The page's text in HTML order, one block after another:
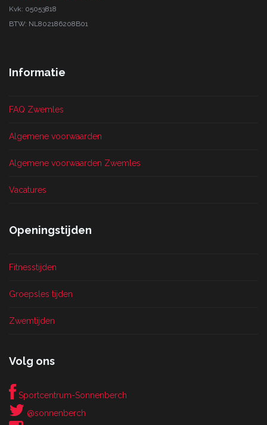
Kvk: 05053818
BTW: NL802186208B01
Informatie
FAQ Zwemles
Algemene voorwaarden
Algemene voorwaarden Zwemles
Vacatures
Openingstijden
Fitnesstijden
Groepsles tijden
Zwemtijden
Volg ons
Sportcentrum-Sonnenberch
@sonnenberch